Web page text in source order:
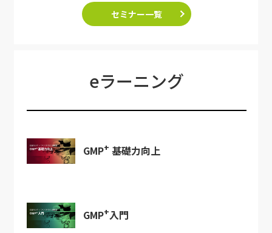
セミナー一覧
eラーニング
GMP+ 基礎力向上
GMP+入門